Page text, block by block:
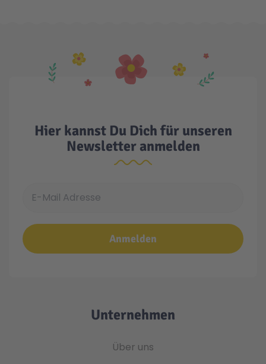
Hier kannst Du Dich für unseren
Newsletter anmelden
Anmelden
Unternehmen
Über uns